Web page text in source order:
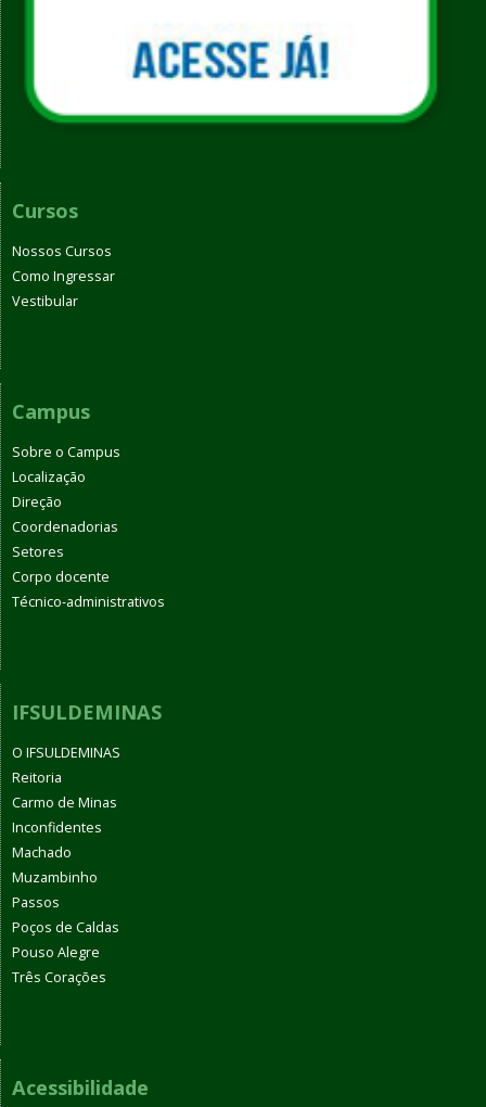
Cursos
Nossos Cursos
Como Ingressar
Vestibular
Campus
Sobre o Campus
Localização
Direção
Coordenadorias
Setores
Corpo docente
Técnico-administrativos
IFSULDEMINAS
O IFSULDEMINAS
Reitoria
Carmo de Minas
Inconfidentes
Machado
Muzambinho
Passos
Poços de Caldas
Pouso Alegre
Três Corações
Acessibilidade